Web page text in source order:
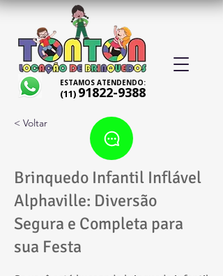
ESTAMOS ATENDENDO:
(11) 91822-9388
< Voltar
Brinquedo Infantil Inflável
Alphaville: Diversão
Segura e Completa para
sua Festa